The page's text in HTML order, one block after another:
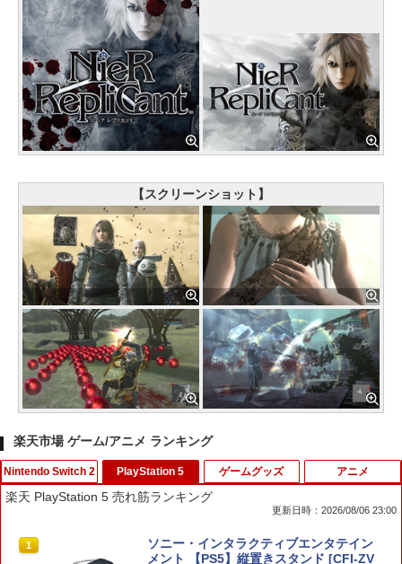
【スクリーンショット】
楽天市場 ゲーム/アニメ ランキング
Nintendo Switch 2
1
【特典】超新時空ゲイム ネプテューヌ∞
Switch2版(【早期購入外付特典】【D
PlayStation 5
楽天 PlayStation 5 売れ筋ランキング
更新日時：2026/08/06 23:00
1
ソニー・インタラクティブエンタテイン
メント 【PS5】縦置きスタンド [CFI-ZV
ゲームグッズ アニメ